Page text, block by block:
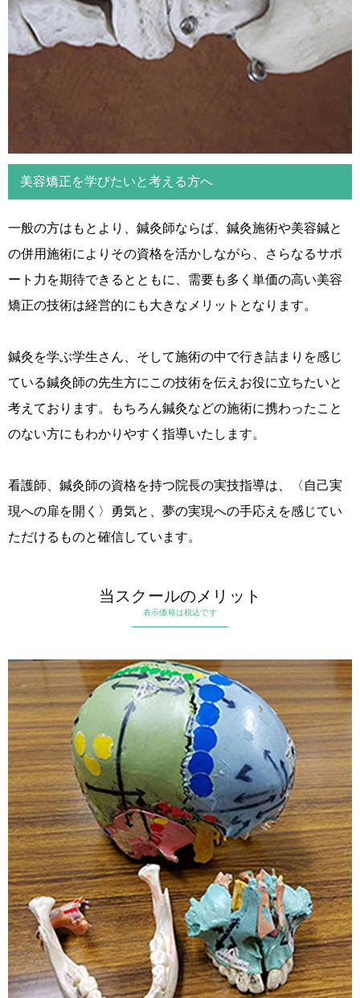
美容矯正を学びたいと考える方へ
一般の方はもとより、鍼灸師ならば、鍼灸施術や美容鍼と
の併用施術によりその資格を活かしながら、さらなるサポ
ート力を期待できるとともに、需要も多く単価の高い美容
矯正の技術は経営的にも大きなメリットとなります。
鍼灸を学ぶ学生さん、そして施術の中で行き詰まりを感じ
ている鍼灸師の先生方にこの技術を伝えお役に立ちたいと
考えております。もちろん鍼灸などの施術に携わったこと
のない方にもわかりやすく指導いたします。
看護師、鍼灸師の資格を持つ院長の実技指導は、〈自己実
現への扉を開く〉勇気と、夢の実現への手応えを感じてい
ただけるものと確信しています。
当スクールのメリット
表示価格は税込です